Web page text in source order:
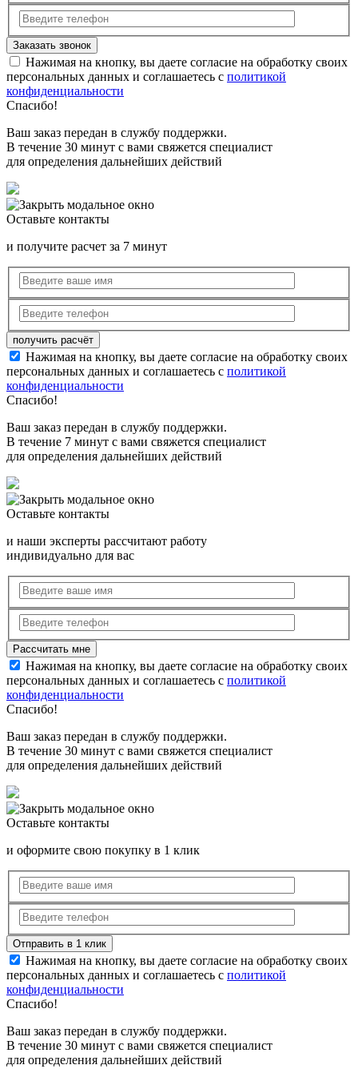
Нажимая на кнопку, вы даете согласие на обработку своих
персональных данных и соглашаетесь с политикой
конфиденциальности
Спасибо!
Ваш заказ передан в службу поддержки.
В течение 30 минут с вами свяжется специалист
для определения дальнейших действий
Оставьте контакты
и получите расчет за 7 минут
Нажимая на кнопку, вы даете согласие на обработку своих
персональных данных и соглашаетесь с политикой
конфиденциальности
Спасибо!
Ваш заказ передан в службу поддержки.
В течение 7 минут с вами свяжется специалист
для определения дальнейших действий
Оставьте контакты
и наши эксперты рассчитают работу
индивидуально для вас
Нажимая на кнопку, вы даете согласие на обработку своих
персональных данных и соглашаетесь с политикой
конфиденциальности
Спасибо!
Ваш заказ передан в службу поддержки.
В течение 30 минут с вами свяжется специалист
для определения дальнейших действий
Оставьте контакты
и оформите свою покупку в 1 клик
Нажимая на кнопку, вы даете согласие на обработку своих
персональных данных и соглашаетесь с политикой
конфиденциальности
Спасибо!
Ваш заказ передан в службу поддержки.
В течение 30 минут с вами свяжется специалист
для определения дальнейших действий